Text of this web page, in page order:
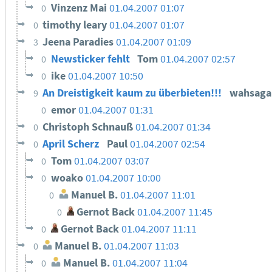
0 Vinzenz Mai 01.04.2007 01:07
0 timothy leary01.04.2007 01:07
3 Jeena Paradies01.04.2007 01:09
0 Newsticker fehlt Tom01.04.2007 02:57
0 ike01.04.2007 10:50
9 An Dreistigkeit kaum zu überbieten!!!
0 emor01.04.2007 01:31
0 Christoph Schnauß01.04.2007 01:34
0 April Scherz Paul01.04.2007 02:54
0 Tom01.04.2007 03:07
0 woako01.04.2007 10:00
0 Manuel B.01.04.2007 11:01
0 Gernot Back01.04.2007 11:45
0 Gernot Back 01.04.2007 11:11
0 Manuel B.01.04.2007 11:03
0 Manuel B. 01.04.2007 11:04